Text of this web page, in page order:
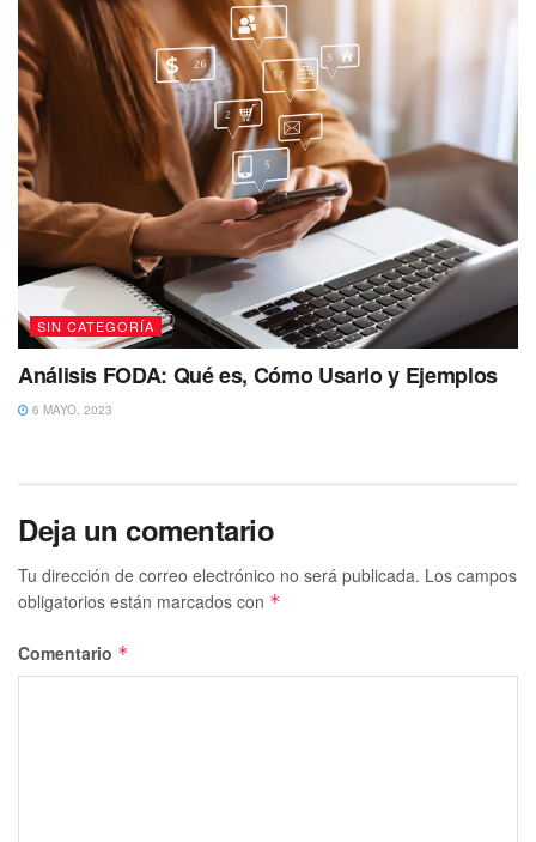
SIN CATEGORÍA
Análisis FODA: Qué es, Cómo Usarlo y Ejemplos
6 MAYO, 2023
Deja un comentario
Tu dirección de correo electrónico no será publicada. Los campos
obligatorios están marcados con *
Comentario *